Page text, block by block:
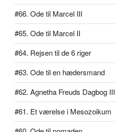
#66. Ode til Marcel III
#65. Ode til Marcel II
#64. Rejsen til de 6 riger
#63. Ode til en hædersmand
#62. Agnetha Freuds Dagbog III
#61. Et værelse i Mesozoikum